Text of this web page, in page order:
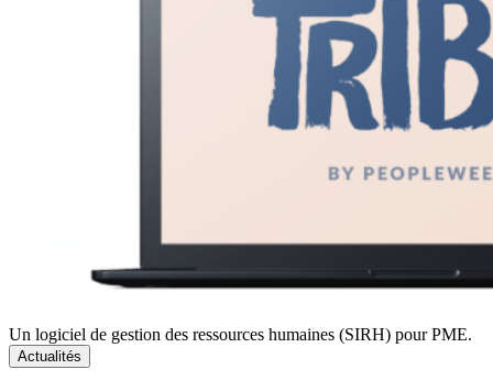
Un logiciel de gestion des ressources humaines (SIRH) pour PME.
Actualités